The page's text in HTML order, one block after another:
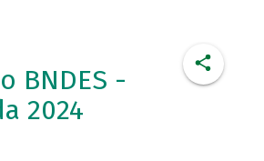
BNDES -
2024